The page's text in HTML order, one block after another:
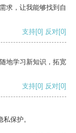
求，让我能够找到自
支持[0] 反对[0]
地学习新知识，拓宽
支持[0] 反对[0]
保护。